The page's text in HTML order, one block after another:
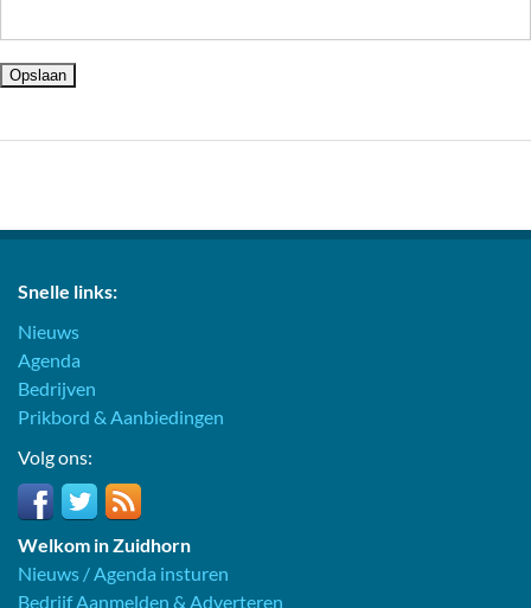
Snelle links:
Nieuws
Agenda
Bedrijven
Prikbord & Aanbiedingen
Volg ons:
Welkom in Zuidhorn
Nieuws / Agenda insturen
Bedrijf Aanmelden & Adverteren